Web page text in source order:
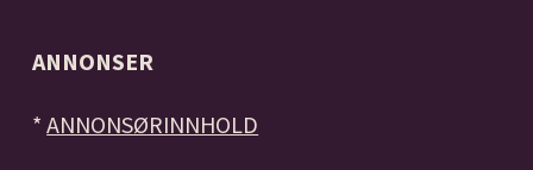
ANNONSER
*ANNONSØRINNHOLD